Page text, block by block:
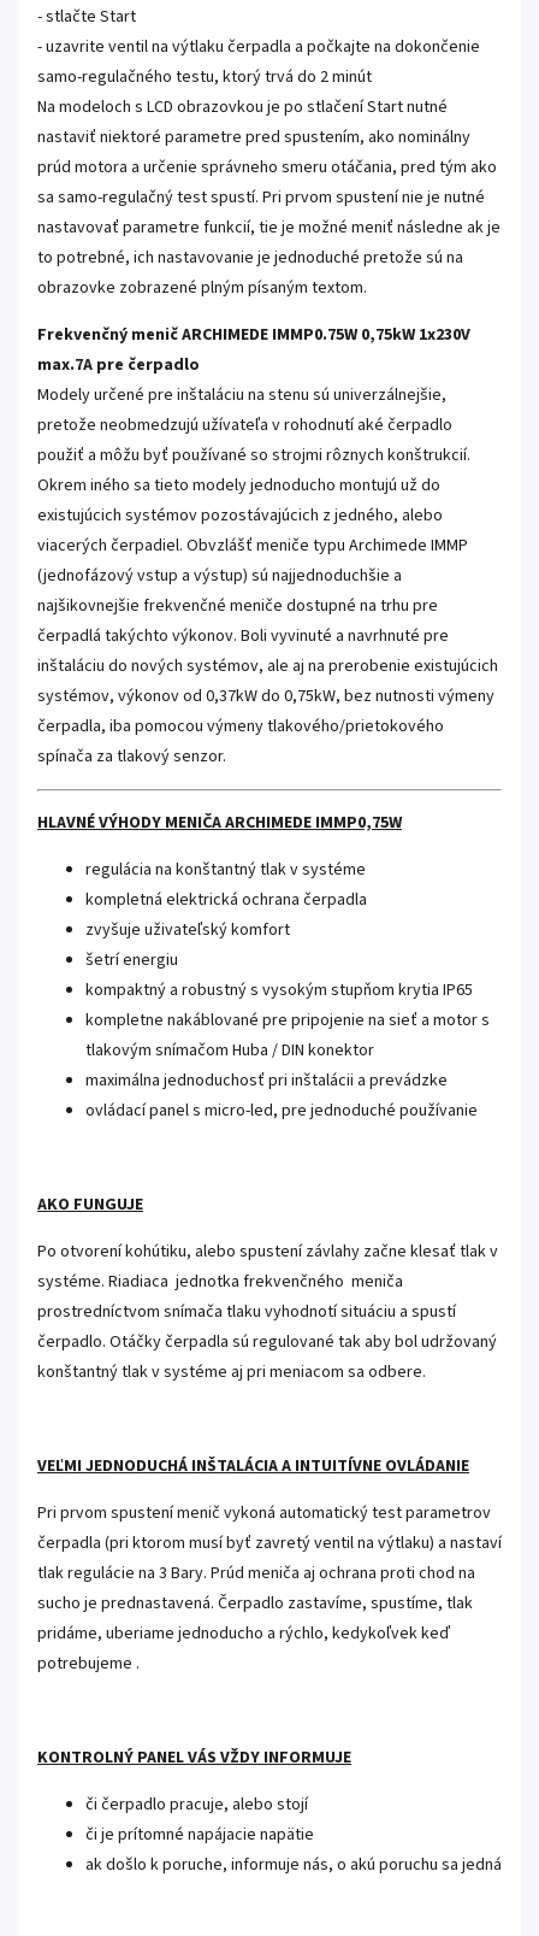
- stlačte Start
- uzavrite ventil na výtlaku čerpadla a počkajte na dokončenie
samo-regulačného testu, ktorý trvá do 2 minút
Na modeloch s LCD obrazovkou je po stlačení Start nutné
nastaviť niektoré parametre pred spustením, ako nominálny
prúd motora a určenie správneho smeru otáčania, pred tým ako
sa samo-regulačný test spustí. Pri prvom spustení nie je nutné
nastavovať parametre funkcií, tie je možné meniť následne ak je
to potrebné, ich nastavovanie je jednoduché pretože sú na
obrazovke zobrazené plným písaným textom.
Frekvenčný menič ARCHIMEDE IMMP0.75W 0,75kW 1x230V
max.7A pre čerpadlo
Modely určené pre inštaláciu na stenu sú univerzálnejšie,
pretože neobmedzujú užívateľa v rohodnutí aké čerpadlo
použiť a môžu byť používané so strojmi rôznych konštrukcií.
Okrem iného sa tieto modely jednoducho montujú už do
existujúcich systémov pozostávajúcich z jedného, alebo
viacerých čerpadiel. Obvzlášť meniče typu Archimede IMMP
(jednofázový vstup a výstup) sú najjednoduchšie a
najšikovnejšie frekvenčné meniče dostupné na trhu pre
čerpadlá takýchto výkonov. Boli vyvinuté a navrhnuté pre
inštaláciu do nových systémov, ale aj na prerobenie existujúcich
systémov, výkonov od 0,37kW do 0,75kW, bez nutnosti výmeny
čerpadla, iba pomocou výmeny tlakového/prietokového
spínača za tlakový senzor.
HLAVNÉ VÝHODY MENIČA ARCHIMEDE IMMP0,75W
regulácia na konštantný tlak v systéme
kompletná elektrická ochrana čerpadla
zvyšuje uživateľský komfort
šetrí energiu
kompaktný a robustný s vysokým stupňom krytia IP65
kompletne nakáblované pre pripojenie na sieť a motor s
tlakovým snímačom Huba / DIN konektor
maximálna jednoduchosť pri inštalácii a prevádzke
ovládací panel s micro-led, pre jednoduché používanie
AKO FUNGUJE
Po otvorení kohútiku, alebo spustení závlahy začne klesať tlak v
systéme. Riadiaca jednotka frekvenčného meniča
prostredníctvom snímača tlaku vyhodnotí situáciu a spustí
čerpadlo. Otáčky čerpadla sú regulované tak aby bol udržovaný
konštantný tlak v systéme aj pri meniacom sa odbere.
VEĽMI JEDNODUCHÁ INŠTALÁCIA A INTUITÍVNE OVLÁDANIE
Pri prvom spustení menič vykoná automatický test parametrov
čerpadla (pri ktorom musí byť zavretý ventil na výtlaku) a nastaví
tlak regulácie na 3 Bary. Prúd meniča aj ochrana proti chod na
sucho je prednastavená. Čerpadlo zastavíme, spustíme, tlak
pridáme, uberiame jednoducho a rýchlo, kedykoľvek keď
potrebujeme .
KONTROLNÝ PANEL VÁS VŽDY INFORMUJE
či čerpadlo pracuje, alebo stojí
či je prítomné napájacie napätie
ak došlo k poruche, informuje nás, o akú poruchu sa jedná